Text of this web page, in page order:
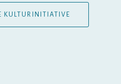
KULTURINITIATIVE